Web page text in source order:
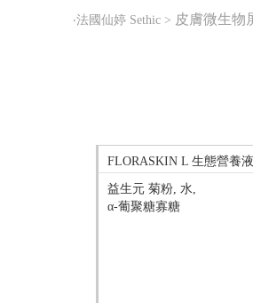
‧法國仙婷 Sethic > 皮膚微生物
FLORASKIN L 生態營養
益生元 菊粉, 水,
α-葡聚糖寡糖